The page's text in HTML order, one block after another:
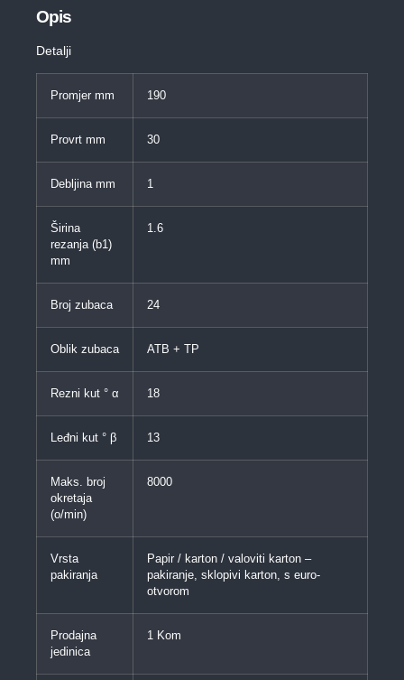
Opis
Detalji
Promjer mm 190
Provrt mm 30
Debljina mm 1
Širina
rezanja (b1)
mm
1.6
Broj zubaca 24
Oblik zubaca ATB + TP
Rezni kut ° α 18
Leđni kut ° β 13
Maks. broj
okretaja
(o/min)
8000
Vrsta
pakiranja
Papir / karton / valoviti karton –
pakiranje, sklopivi karton, s euro-
otvorom
Prodajna
jedinica
1 Kom